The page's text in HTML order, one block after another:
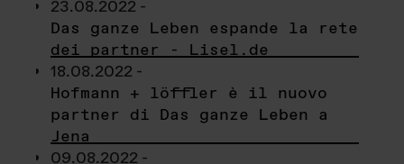
23.08.2022 -
Das ganze Leben espande la rete
dei partner - Lisel.de
18.08.2022 -
Hofmann + löffler è il nuovo
partner di Das ganze Leben a
Jena
09.08.2022 -